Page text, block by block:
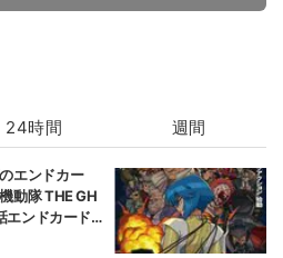
【推しの子】 3
期
24時間 週間
エンドカー
動隊 THE GH
エンドカード公